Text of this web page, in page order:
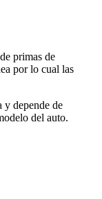
primas de
por lo cual las
y depende de
del auto.